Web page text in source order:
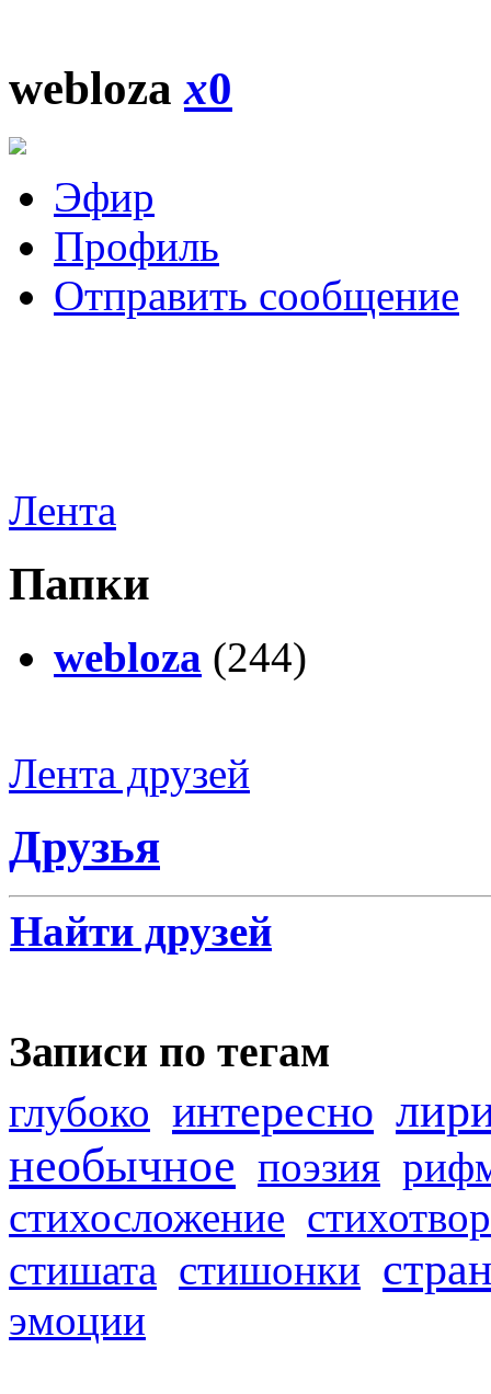
weblozax0
Эфир
Профиль
Отправить сообщение
Лента
Папки
webloza (244)
Лента друзей
Друзья
Найти друзей
Записи по тегам
глубоко интересно
необычное поэзия
стихосложение
стишата стишонки
эмоции